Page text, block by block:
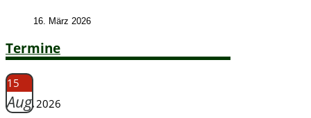
16. März 2026
Termine
15
Aug.2026